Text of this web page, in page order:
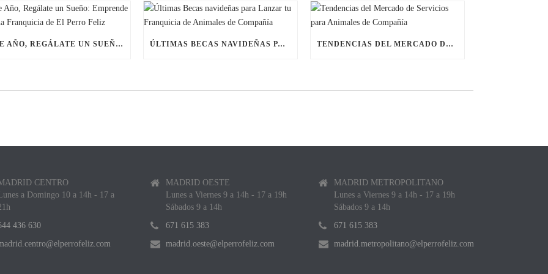
ESTE AÑO, REGÁLATE UN SUEÑO: EMPRENDE CON UNA FRANQUICIA DE EL PERRO FELIZ ÚLTIMAS BECAS NAVIDEÑAS PARA LANZAR TU FRANQUICIA DE ANIMALES DE COMPAÑÍA TENDENCIAS DEL MERCADO DE SERVICIOS PARA ANIMALES DE COMPAÑÍA
CENTRO
a Domingo 10 a 14h - 17 a
436 630
MADRID OESTE
Lunes a Viernes 9 a 14h - 17 a 19h
Sábados 9 a 14h
671 615 383
madrid.oeste@elperrofeliz.com
MADRID METROPOLITANO
Lunes a Viernes 9 a 14h - 17 a 19h
Sábados 9 a 14h
671 615 383
madrid.metropolitano@elperrofeliz.com